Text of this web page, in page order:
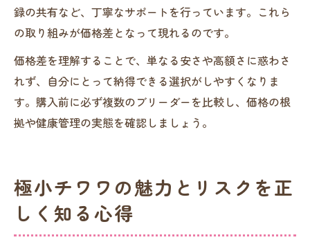
録の共有など、丁寧なサポートを行っています。これら
の取り組みが価格差となって現れるのです。
価格差を理解することで、単なる安さや高額さに惑わさ
れず、自分にとって納得できる選択がしやすくなりま
す。購入前に必ず複数のブリーダーを比較し、価格の根
拠や健康管理の実態を確認しましょう。
極小チワワの魅力とリスクを正
しく知る心得